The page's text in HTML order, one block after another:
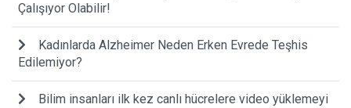
Çalışıyor Olabilir!
Kadınlarda Alzheimer Neden Erken Evrede Teşhis
Edilemiyor?
Bilim insanları ilk kez canlı hücrelere video yüklemeyi